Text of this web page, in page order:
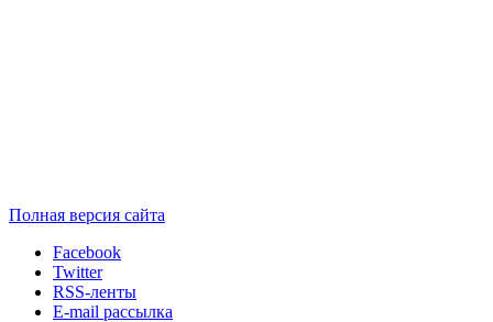
Полная версия сайта
Facebook
Twitter
RSS-ленты
E-mail рассылка